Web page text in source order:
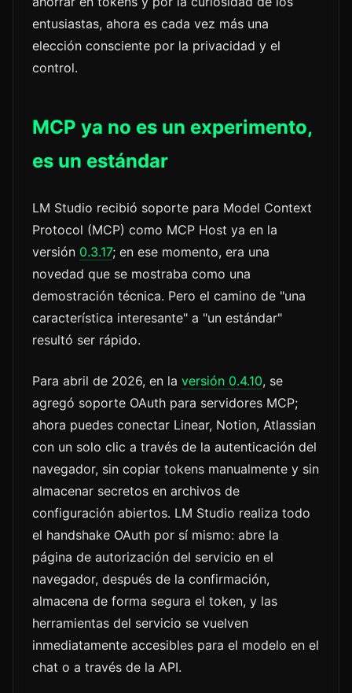
entusiastas, ahora es cada vez más una
elección consciente por la privacidad y el
control.
MCP ya no es un experimento,
es un estándar
LM Studio recibió soporte para Model Context
Protocol (MCP) como MCP Host ya en la
versión 0.3.17; en ese momento, era una
novedad que se mostraba como una
demostración técnica. Pero el camino de "una
característica interesante" a "un estándar"
resultó ser rápido.
Para abril de 2026, en la versión 0.4.10, se
agregó soporte OAuth para servidores MCP;
ahora puedes conectar Linear, Notion, Atlassian
con un solo clic a través de la autenticación del
navegador, sin copiar tokens manualmente y sin
almacenar secretos en archivos de
configuración abiertos. LM Studio realiza todo
el handshake OAuth por sí mismo: abre la
página de autorización del servicio en el
navegador, después de la confirmación,
almacena de forma segura el token, y las
herramientas del servicio se vuelven
inmediatamente accesibles para el modelo en el
chat o a través de la API.